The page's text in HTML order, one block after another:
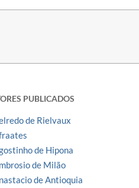
PUBLICADOS
de Rielvaux
de Hipona
de Milão
de Antioquia